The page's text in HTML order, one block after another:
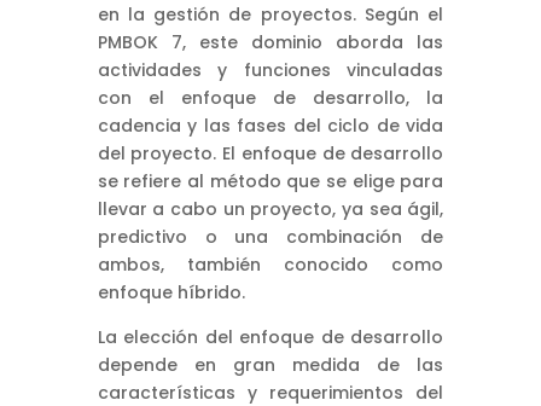
en la gestión de proyectos. Según el
PMBOK 7, este dominio aborda las
actividades y funciones vinculadas
con el enfoque de desarrollo, la
cadencia y las fases del ciclo de vida
del proyecto. El enfoque de desarrollo
se refiere al método que se elige para
llevar a cabo un proyecto, ya sea ágil,
predictivo o una combinación de
ambos, también conocido como
enfoque híbrido.
La elección del enfoque de desarrollo
depende en gran medida de las
características y requerimientos del